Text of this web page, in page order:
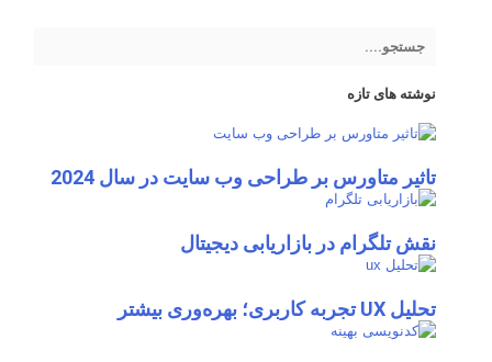
نوشته های تازه
تاثیر متاورس بر طراحی وب سایت در سال 2024
نقش تلگرام در بازاریابی دیجیتال
تحلیل UX تجربه کاربری؛ بهره‌وری بیشتر